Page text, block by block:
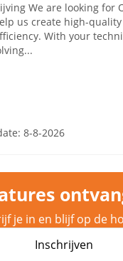
We are looking for
us create high-
With your
8-8-2026
je in en blijf op de
Inschrijven